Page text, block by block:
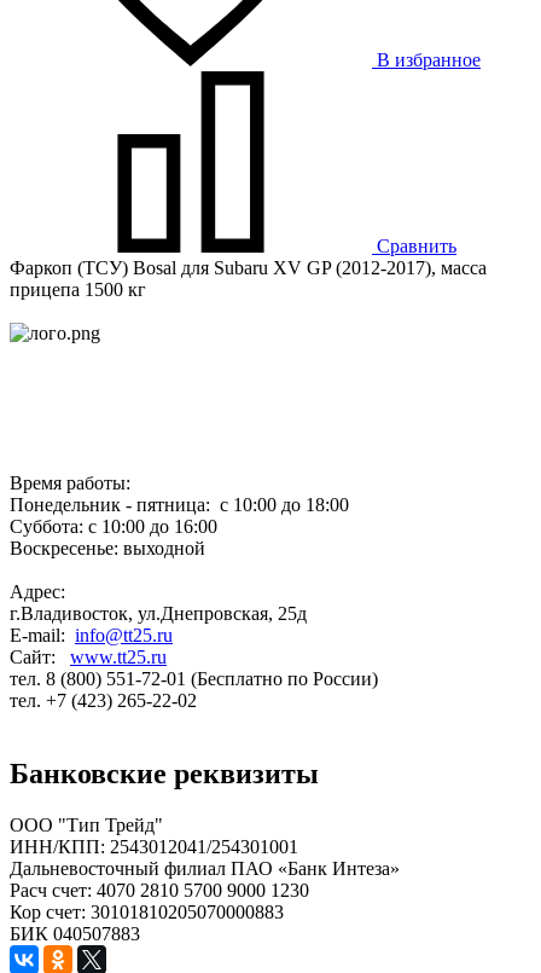
В избранное
Сравнить
Фаркоп (ТСУ) Bosal для Subaru XV GP (2012-2017), масса
прицепа 1500 кг
Время работы:
Понедельник - пятница: с 10:00 до 18:00
Суббота: с 10:00 до 16:00
Воскресенье: выходной
Адрес:
г.Владивосток, ул.Днепровская, 25д
E-mail: info@tt25.ru
Сайт: www.tt25.ru
тел. 8 (800) 551-72-01 (Бесплатно по России)
тел. +7 (423) 265-22-02
Банковские реквизиты
ООО "Тип Трейд"
ИНН/КПП: 2543012041/254301001
Дальневосточный филиал ПАО «Банк Интеза»
Расч счет: 4070 2810 5700 9000 1230
Кор счет: 30101810205070000883
БИК 040507883